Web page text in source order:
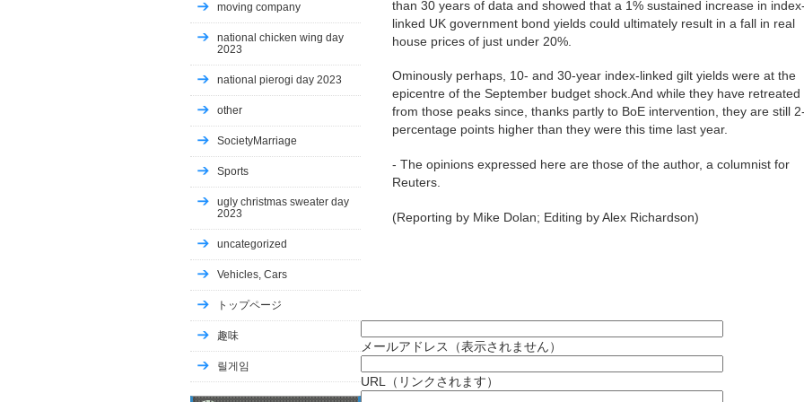
moving company
national chicken wing day
2023
national pierogi day 2023
other
SocietyMarriage
Sports
ugly christmas sweater day
2023
uncategorized
Vehicles, Cars
トップページ
趣味
릴게임
than 30 years of data and showed that a 1% sustained increase in
linked UK government bond yields could ultimately result in a fall in real
house prices of just under 20%.
Ominously perhaps, 10- and 30-year index-linked gilt yields were at the
epicentre of the September budget shock.And while they have retreated
from those peaks since, thanks partly to BoE intervention, they are still
percentage points higher than they were this time last year.
- The opinions expressed here are those of the author, a columnist for
Reuters.
(Reporting by Mike Dolan; Editing by Alex Richardson)
メールアドレス（表示されません）
URL（リンクされます）